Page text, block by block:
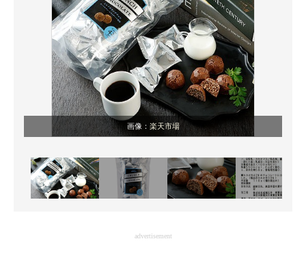
好きが集まる 比べて選べる
ビジネスと働き方のヒント
AI活用のいまが分かる
企業ITのトレンドを詳説
経営リーダーのコミュニティ
マーケ×ITの今がよく分かる
ITエンジニア向け専門サイト
画像： 楽天市場
advertisement